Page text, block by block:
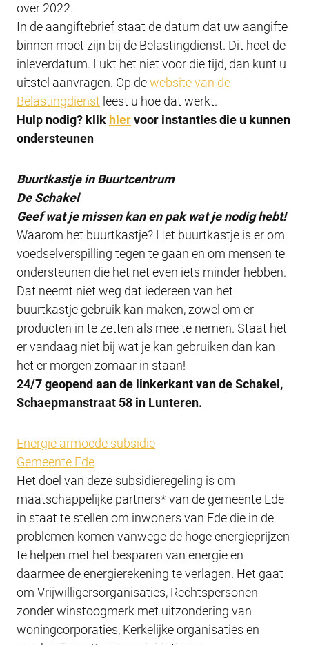
over 2022.
In de aangiftebrief staat de datum dat uw aangifte
binnen moet zijn bij de Belastingdienst. Dit heet de
inleverdatum. Lukt het niet voor die tijd, dan kunt u
uitstel aanvragen. Op dewebsite van de
Belastingdienst leest u hoe dat werkt.
Hulp nodig? klik hiervoor instanties die u kunnen
ondersteunen
Buurtkastje in Buurtcentrum
De Schakel
Geef wat je missen kan en pak wat je nodig hebt!
Waarom het buurtkastje? Het buurtkastje is er om
voedselverspilling tegen te gaan en om mensen te
ondersteunen die het net even iets minder hebben.
Dat neemt niet weg dat iedereen van het
buurtkastje gebruik kan maken, zowel om er
producten in te zetten als mee te nemen. Staat het
er vandaag niet bij wat je kan gebruiken dan kan
het er morgen zomaar in staan!
24/7 geopend aan de linkerkant van de Schakel,
Schaepmanstraat 58 in Lunteren.
Energie armoede subsidie
Gemeente Ede
Het doel van deze subsidieregeling is om
maatschappelijke partners* van de gemeente Ede
in staat te stellen om inwoners van Ede die in de
problemen komen vanwege de hoge energieprijzen
te helpen met het besparen van energie en
daarmee de energierekening te verlagen. Het gaat
om Vrijwilligersorganisaties, Rechtspersonen
zonder winstoogmerk met uitzondering van
woningcorporaties, Kerkelijke organisaties en